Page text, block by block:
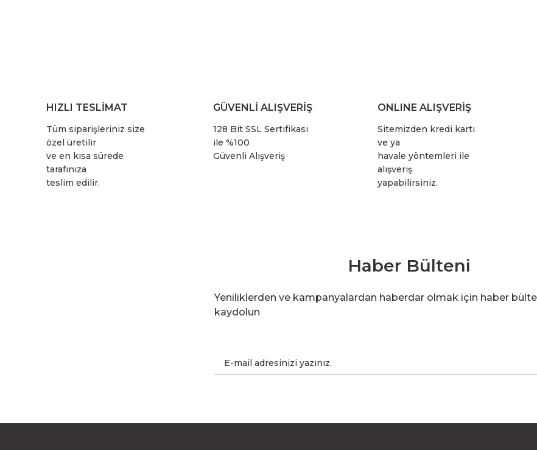
HIZLI TESLİMAT
Tüm siparişleriniz size
özel üretilir
ve en kısa sürede
tarafınıza
teslim edilir.
GÜVENLİ ALIŞVERİŞ
128 Bit SSL Sertifikası
ile %100
Güvenli Alışveriş
ONLINE ALIŞVERİŞ
Sitemizden kredi kartı
ve ya
havale yöntemleri ile
alışveriş
yapabilirsiniz.
Haber Bülteni
Yeniliklerden ve kampanyalardan haberdar olmak için haber
kaydolun